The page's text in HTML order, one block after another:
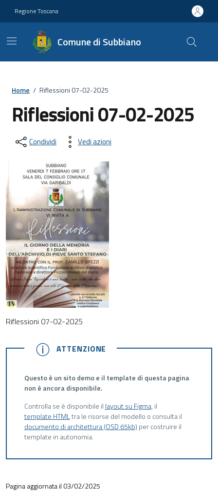
Regione Toscana
Comune di Subbiano
Home / Riflessioni 07-02-2025
Riflessioni 07-02-2025
Condividi Vedi azioni
Riflessioni 07-02-2025
ATTENZIONE
ATTENZIONE
Questo è un sito demo e il template di questa pagina
non è ancora disponibile.
Controlla se è disponibile il layout su Figma, il
template HTMLtra le risorse del modello o consulta il
documento di architettura (OSD 65kb) per costruire il
template in autonomia.
Pagina aggiornata il 03/02/2025